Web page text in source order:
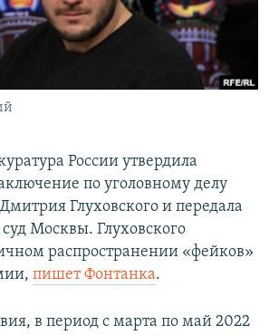
КРЫМА
России утвердила
по уголовному делу
Глуховского и передала
Москвы. Глуховского
распространении «фейков»
пишет Фонтанка.
в период с марта по май 2022